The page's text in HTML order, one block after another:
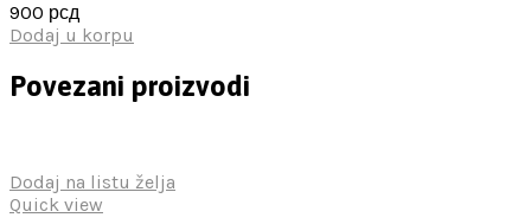
900 рсд
Dodaj u korpu
Povezani proizvodi
Dodaj na listu želja
Quick view